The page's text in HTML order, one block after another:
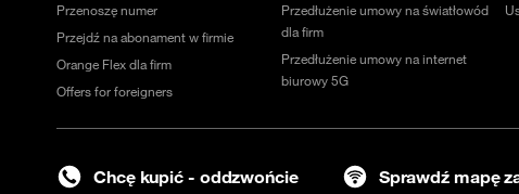
Przenoszę numer
Przejdź na abonament w firmie
Orange Flex dla firm
Offers for foreigners
Przedłużenie umowy na światłowód
dla firm
Przedłużenie umowy na internet
biurowy 5G
Chcę kupić - oddzwońcie Sprawdź mapę